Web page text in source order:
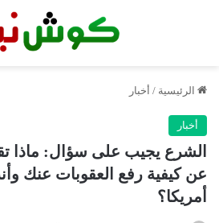
الرئيسية / أخبار
أخبار
الشرع يجيب على سؤال: ماذا
عن كيفية رفع العقوبات عنك
أمريكا؟